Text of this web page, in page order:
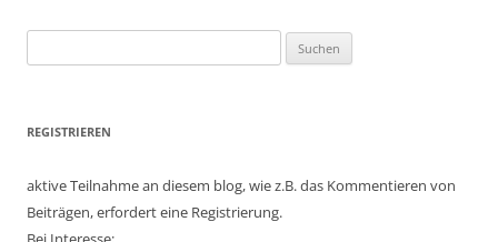
nach:
REGISTRIEREN
aktive Teilnahme an diesem blog, wie z.B. das Kommentieren von
Beiträgen, erfordert eine Registrierung.